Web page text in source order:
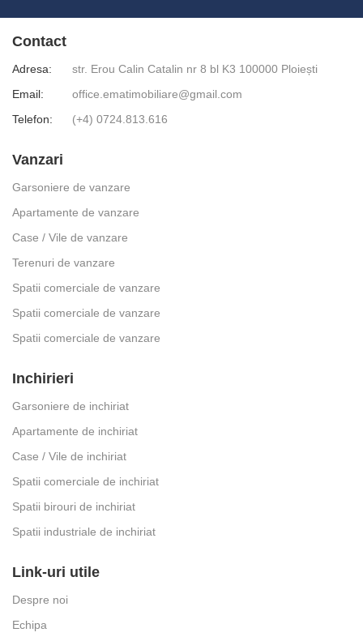
Contact
Adresa:
str. Erou Calin Catalin nr 8 bl K3 100000 Ploiești
Email:
office.ematimobiliare@gmail.com
Telefon:
(+4) 0724.813.616
Vanzari
Garsoniere de vanzare
Apartamente de vanzare
Case / Vile de vanzare
Terenuri de vanzare
Spatii comerciale de vanzare
Spatii comerciale de vanzare
Spatii comerciale de vanzare
Inchirieri
Garsoniere de inchiriat
Apartamente de inchiriat
Case / Vile de inchiriat
Spatii comerciale de inchiriat
Spatii birouri de inchiriat
Spatii industriale de inchiriat
Link-uri utile
Despre noi
Echipa